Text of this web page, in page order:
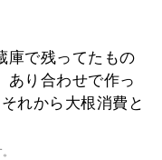
庫で残ってたもの
あり合わせで作っ
れから大根消費と